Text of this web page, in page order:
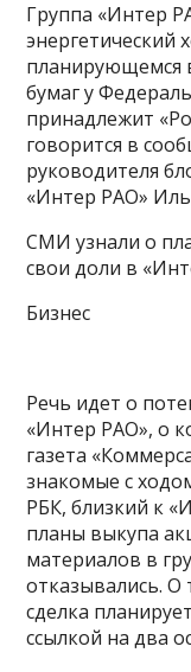
Группа «Интер
энергетический
планирующемся
бумаг у
принадлежит
говорится в
руководителя
«Интер РАО»
СМИ узнали о
свои доли в
Бизнес
Речь идет о
«Интер РАО», о
газета
знакомые с
РБК, близкий к
планы выкупа
материалов в
отказывались.
сделка
ссылкой на два